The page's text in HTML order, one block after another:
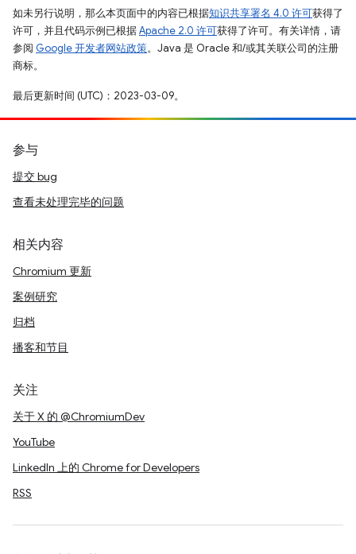
如未另行说明，那么本页面中的内容已根据知识共享署名 4.0 许可获得了
许可，并且代码示例已根据Apache 2.0 许可获得了许可。有关详情，请
参阅 Google 开发者网站政策。Java 是 Oracle 和/或其关联公司的注册
商标。
最后更新时间 (UTC)：2023-03-09。
参与
提交 bug
查看未处理完毕的问题
相关内容
Chromium 更新
案例研究
归档
播客和节目
关注
关于 X 的 @ChromiumDev
YouTube
LinkedIn 上的 Chrome for Developers
RSS